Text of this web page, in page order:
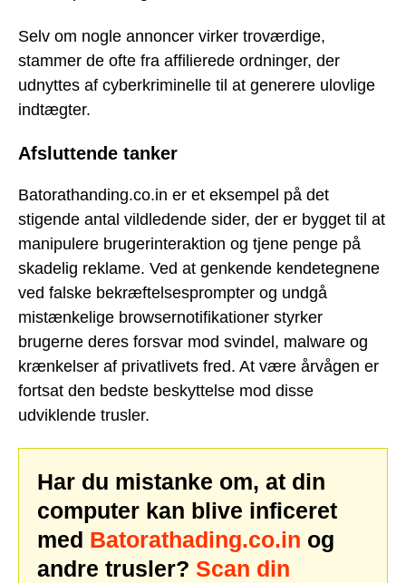
Selv om nogle annoncer virker troværdige,
stammer de ofte fra affilierede ordninger, der
udnyttes af cyberkriminelle til at generere ulovlige
indtægter.
Afsluttende tanker
Batorathanding.co.in er et eksempel på det
stigende antal vildledende sider, der er bygget til at
manipulere brugerinteraktion og tjene penge på
skadelig reklame. Ved at genkende kendetegnene
ved falske bekræftelsesprompter og undgå
mistænkelige browsernotifikationer styrker
brugerne deres forsvar mod svindel, malware og
krænkelser af privatlivets fred. At være årvågen er
fortsat den bedste beskyttelse mod disse
udviklende trusler.
Har du mistanke om, at din
computer kan blive inficeret
med Batorathading.co.in og
andre trusler? Scan din